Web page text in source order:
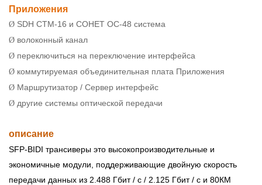
Приложения
Ø SDH СТМ-16 и СОНЕТ ОС-48 система
Ø волоконный канал
Ø переключиться на переключение интерфейса
Ø коммутируемая объединительная плата Приложения
Ø Маршрутизатор / Сервер интерфейс
Ø другие системы оптической передачи
описание
SFP-BIDI трансиверы это высокопроизводительные и
экономичные модули, поддерживающие двойную скорость
передачи данных из 2.488 Гбит / с / 2.125 Гбит / с и 80КМ